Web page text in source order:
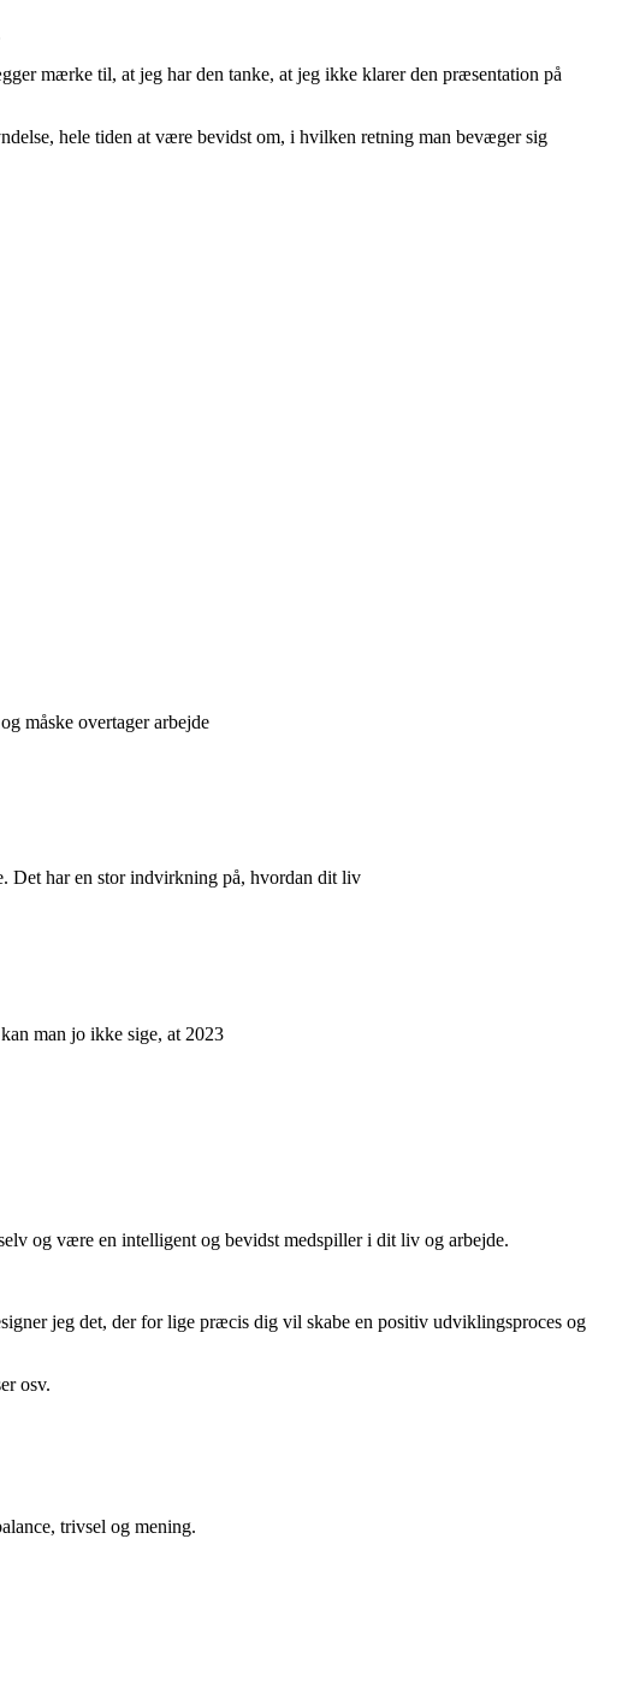
mærke til, at jeg har den tanke, at jeg ikke klarer den præsentation på
hele tiden at være bevidst om, i hvilken retning man bevæger sig
måske overtager arbejde
Det har en stor indvirkning på, hvordan dit liv
man jo ikke sige, at 2023
og være en intelligent og bevidst medspiller i dit liv og arbejde.
jeg det, der for lige præcis dig vil skabe en positiv udviklingsproces og
osv.
trivsel og mening.